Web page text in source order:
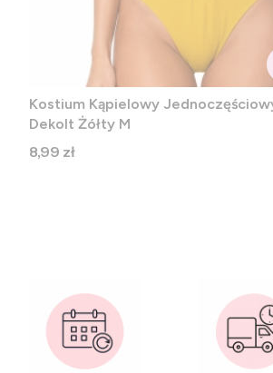
Kostium Kąpielowy
Dekolt Żółty M
Cena
8,99 zł